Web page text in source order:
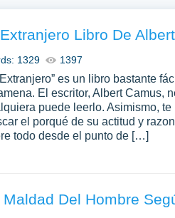
Libro De
1329 1397
es un libro bastante
El escritor, Albert Camus,
puede leerlo. Asimismo,
el porqué de su actitud y
todo desde el punto de […]
Maldad Del Hombre